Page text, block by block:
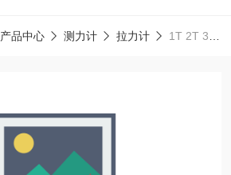
产品中心 测力计 拉力计 1T 2T 3T 5T 10T 20T 30T 50T拉力仪